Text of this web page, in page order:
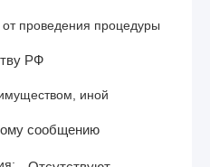
от проведения процедуры
РФ
иной
сообщению